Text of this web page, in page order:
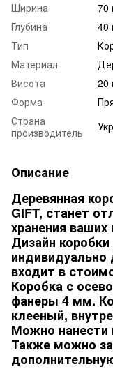
Ширина
70
Глубина
40
Тип
Материал
Висота
20
Форма
Страна
производитель
Описание
Деревянная
GIFT, станет
хранения
Дизайн
входит в
Коробка с
фанеры 4 мм.
клееный,
Можно нанести
Также можно